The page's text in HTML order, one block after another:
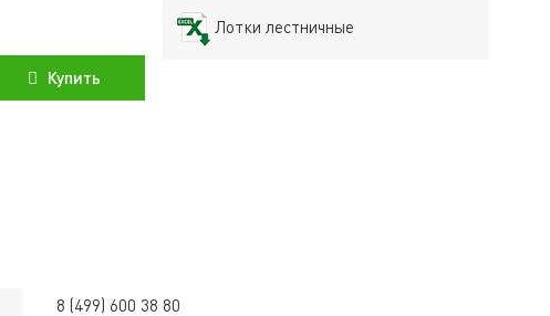
Купить
Лотки лестничные
8 (499) 600 38 80